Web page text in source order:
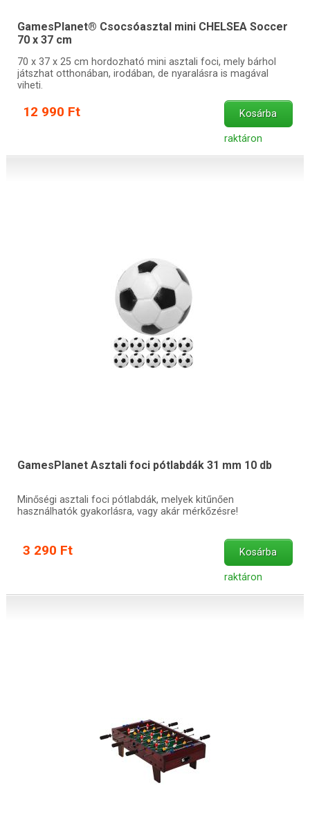
GamesPlanet® Csocsóasztal mini CHELSEA Soccer
70 x 37 cm
70 x 37 x 25 cm hordozható mini asztali foci, mely bárhol
játszhat otthonában, irodában, de nyaralásra is magával
viheti.
12 990 Ft Kosárba
raktáron
GamesPlanet Asztali foci pótlabdák 31 mm 10 db
Minőségi asztali foci pótlabdák, melyek kitűnően
használhatók gyakorlásra, vagy akár mérkőzésre!
3 290 Ft Kosárba
raktáron